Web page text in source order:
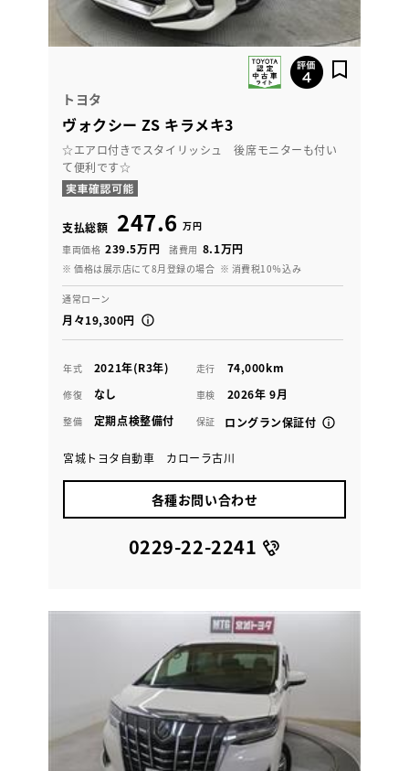
トヨタ
ヴォクシー ZS キラメキ3
☆エアロ付きでスタイリッシュ 後席モニターも付い
て便利です☆
支払総額 247.6 万円
車両価格 239.5万円 諸費用 8.1万円
※ 価格は展示店にて8月登録の場合 ※ 消費税10％込み
通常ローン
月々19,300円
年式 2021年(R3年) 走行 74,000km
修復 なし 車検 2026年 9月
整備 定期点検整備付 保証 ロングラン保証付
宮城トヨタ自動車 カローラ古川
各種お問い合わせ
0229-22-2241